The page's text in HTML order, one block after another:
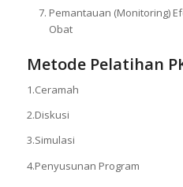
Pemantauan (Monitoring)
Obat
Metode Pelatihan
1.Ceramah
2.Diskusi
3.Simulasi
4.Penyusunan Program